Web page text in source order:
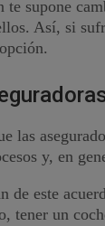
te supone
Así, si
las
y, en
de este
tener un